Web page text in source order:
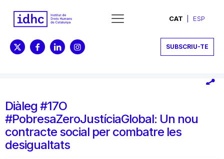
CAT ESP
SUBSCRIU-TE
Diàleg #17O
#PobresaZeroJustíciaGlobal: Un nou
contracte social per combatre les
desigualtats